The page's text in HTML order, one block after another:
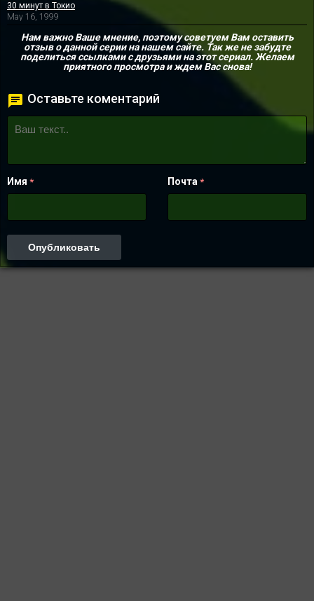
30 минут в Токио
May 16, 1999
Нам важно Ваше мнение, поэтому советуем Вам оставить
отзыв о данной серии на нашем сайте. Так же не забудте
поделиться ссылками с друзьями на этот сериал. Желаем
приятного просмотра и ждем Вас снова!
Оставьте коментарий
Имя * Почта *